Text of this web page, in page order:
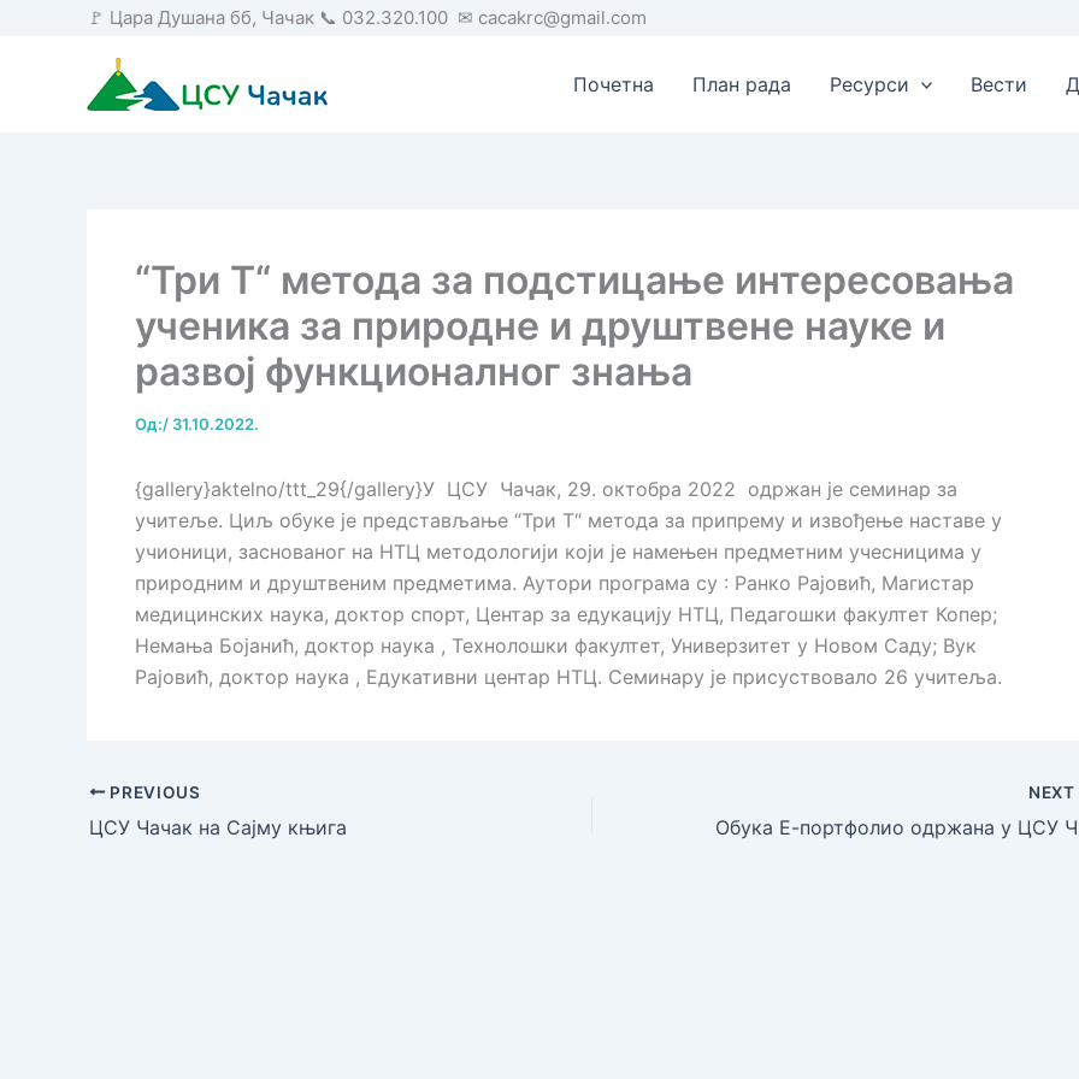
🚩 Цара Душана бб, Чачак 📞 032.320.100 ✉ cacakrc@gmail.com
Почетна План рада Ресурси Вести
“Три Т“ метода за подстицање интересовања
ученика за природне и друштвене науке и
развој функционалног знања
Од:/ 31.10.2022.
{gallery}aktelno/ttt_29{/gallery}У ЦСУ Чачак, 29. октобра 2022 одржан је семинар за
учитеље. Циљ обуке је представљање “Три Т“ метода за припрему и извођење наставе у
учионици, заснованог на НТЦ методологији који је намењен предметним учесницима у
природним и друштвеним предметима. Аутори програма су : Ранко Рајовић, Магистар
медицинских наука, доктор спорт, Центар за едукацију НТЦ, Педагошки факултет Копер;
Немања Бојанић, доктор наука , Технолошки факултет, Универзитет у Новом Саду; Вук
Рајовић, доктор наука , Едукативни центар НТЦ. Семинару је присуствовало 26 учитеља.
PREVIOUS
ЦСУ Чачак на Сајму књига
NEXT